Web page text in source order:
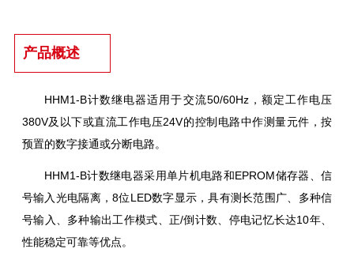
产品概述
HHM1-B计数继电器适用于交流50/60Hz，额定工作电压
380V及以下或直流工作电压24V的控制电路中作测量元件，按
预置的数字接通或分断电路。
HHM1-B计数继电器采用单片机电路和EPROM储存器、信
号输入光电隔离，8位LED数字显示，具有测长范围广、多种信
号输入、多种输出工作模式、正/倒计数、停电记忆长达10年、
性能稳定可靠等优点。